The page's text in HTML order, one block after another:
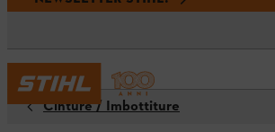
Cinture / Imbottiture